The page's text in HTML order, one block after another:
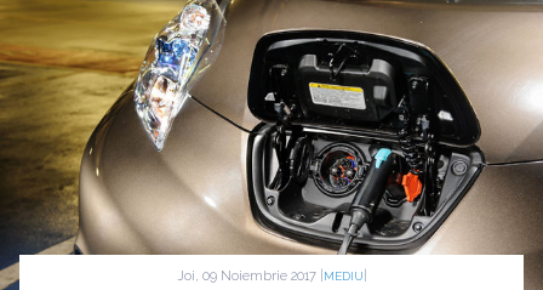
Joi, 09 Noiembrie 2017 | MEDIU